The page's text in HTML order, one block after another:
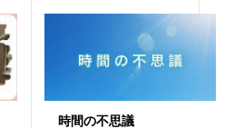
時間の不思議